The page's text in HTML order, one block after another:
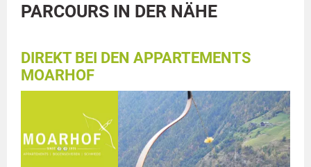
PARCOURS IN DER NÄHE
DIREKT BEI DEN APPARTEMENTS
MOARHOF